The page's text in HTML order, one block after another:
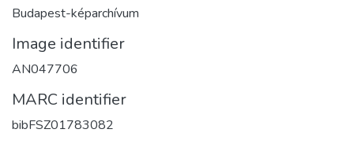
Budapest-képarchívum
Image identifier
AN047706
MARC identifier
bibFSZ01783082